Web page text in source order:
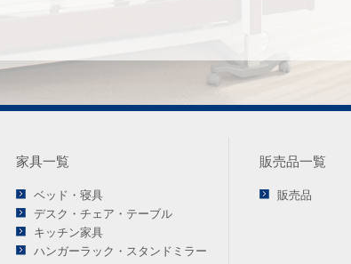
家具一覧
ベッド・寝具
デスク・チェア・テーブル
キッチン家具
ハンガーラック・スタンドミラー
販売品一覧
販売品